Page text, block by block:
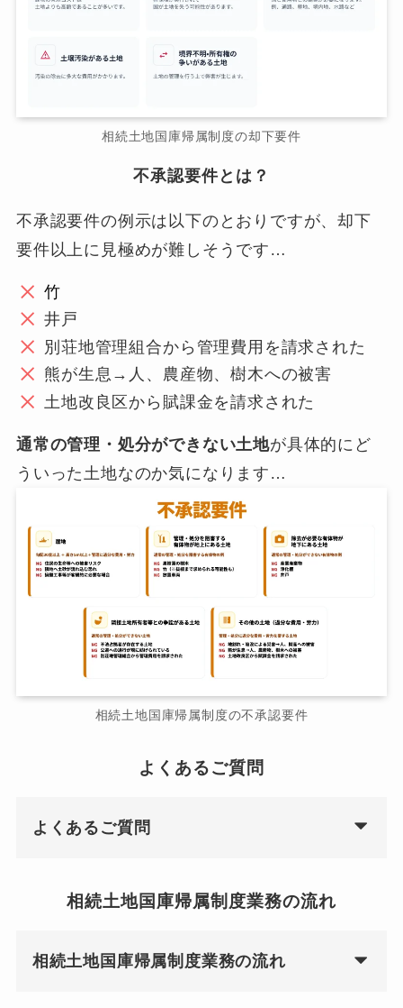
相続土地国庫帰属制度の却下要件
不承認要件とは？
不承認要件の例示は以下のとおりですが、却下
要件以上に見極めが難しそうです…
竹
井戸
別荘地管理組合から管理費用を請求された
熊が生息→人、農産物、樹木への被害
土地改良区から賦課金を請求された
通常の管理・処分ができない土地が具体的にど
ういった土地なのか気になります…
相続土地国庫帰属制度の不承認要件
よくあるご質問
よくあるご質問
相続土地国庫帰属制度業務の流れ
相続土地国庫帰属制度業務の流れ